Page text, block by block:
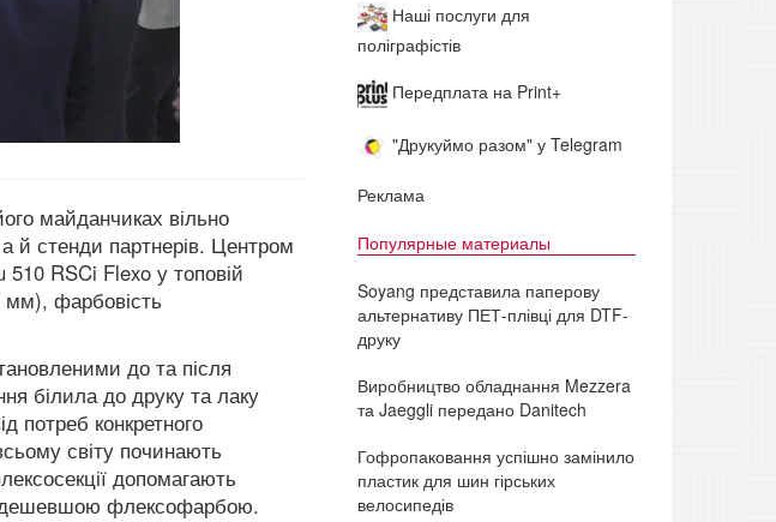
майданчиках вільно
й стенди партнерів. Центром
RSCi Flexo у топовій
мм), фарбовість
до та після
білила до друку та лаку
потреб конкретного
світу починають
допомагають
дешевшою флексофарбою.
Наші послуги для
поліграфістів
Передплата на Print+
"Друкуймо разом" у Telegram
Реклама
Популярные материалы
Soyang представила паперову
альтернативу ПЕТ-плівці для DTF-
друку
Виробництво обладнання Mezzera
та Jaeggli передано Danitech
Гофропаковання успішно замінило
пластик для шин гірських
велосипедів